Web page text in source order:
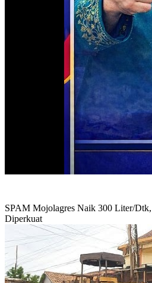
SPAM Mojolagres Naik 300 Liter/
Diperkuat